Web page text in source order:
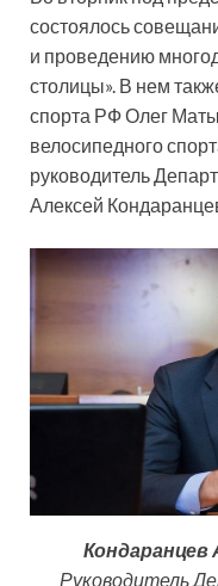
состоялось
и проведению
столицы». В нем
спорта РФ Олег
велосипедного
руководитель
Алексей
Кондаранцев
Руководитель